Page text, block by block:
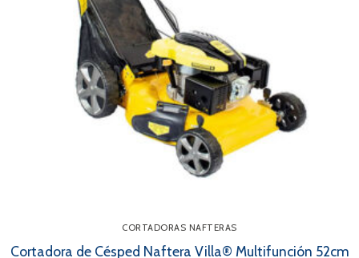
CORTADORAS NAFTERAS
Cortadora de Césped Naftera Villa® Multifunción 52cm